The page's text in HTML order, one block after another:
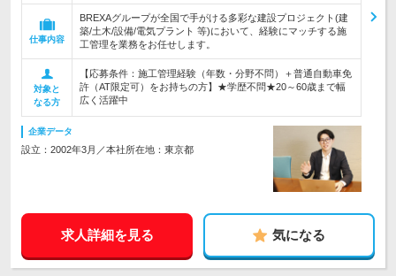
仕事内容
BREXAグループが全国で手がける多彩な建設プロジェクト(建
築/土木/設備/電気プラント 等)において、経験にマッチする施
工管理を業務をお任せします。
対象と
なる方
【応募条件：施工管理経験（年数・分野不問）＋普通自動車免
許（AT限定可）をお持ちの方】★学歴不問★20～60歳まで幅
広く活躍中
企業データ
設立：2002年3月／本社所在地：東京都
求人詳細を見る 気になる